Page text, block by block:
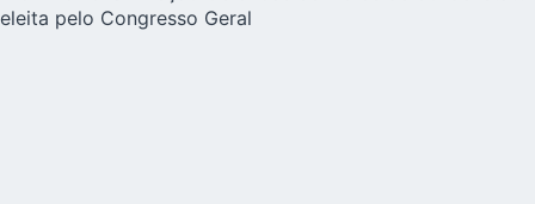
eleita pelo Congresso Geral